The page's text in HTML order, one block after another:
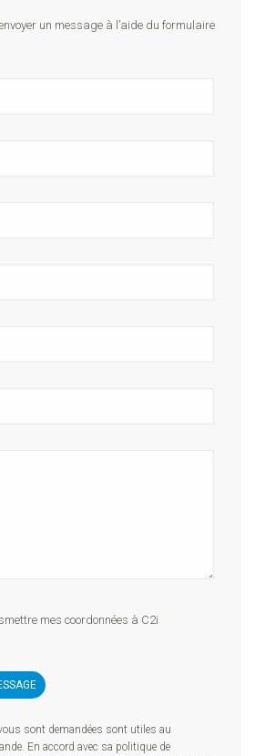
un message à l’aide du formulaire
mes coordonnées à C2i
sont demandées sont utiles au
En accord avec sa politique de